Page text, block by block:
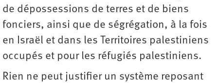
de dépossessions de terres et de biens
fonciers, ainsi que de ségrégation, à la fois
en Israël et dans les Territoires palestiniens
occupés et pour les réfugiés palestiniens.
Rien ne peut justifier un système reposant